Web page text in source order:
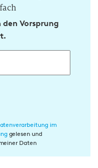
Vorsprung
im
gelesen und
Daten